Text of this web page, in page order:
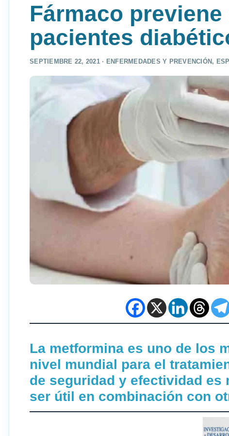
Fármaco
pacientes
SEPTIEMBRE 22, 2021 · ENFERMEDADES Y PREVENCIÓN,
La metformina es uno de los
nivel mundial para el
de seguridad y efectividad es
ser útil en combinación con